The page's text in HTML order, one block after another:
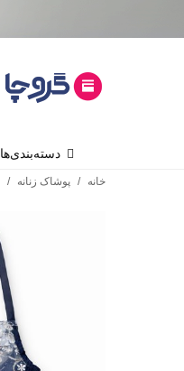
دسته‌بندی‌ها
خانه / پوشاک زنانه /